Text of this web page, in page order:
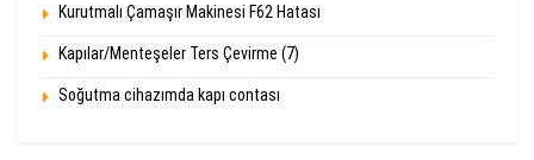
Kurutmalı Çamaşır Makinesi F62 Hatası
Kapılar/Menteşeler Ters Çevirme (7)
Soğutma cihazımda kapı contası